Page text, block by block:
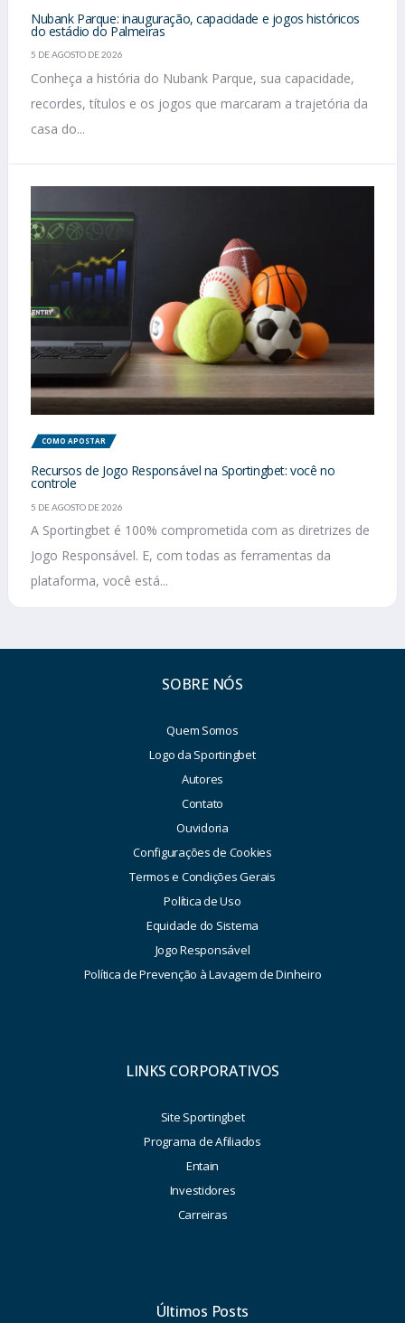
Nubank Parque: inauguração, capacidade e jogos históricos
do estádio do Palmeiras
5 DE AGOSTO DE 2026
Conheça a história do Nubank Parque, sua capacidade,
recordes, títulos e os jogos que marcaram a trajetória da
casa do...
COMO APOSTAR
Recursos de Jogo Responsável na Sportingbet: você no
controle
5 DE AGOSTO DE 2026
A Sportingbet é 100% comprometida com as diretrizes de
Jogo Responsável. E, com todas as ferramentas da
plataforma, você está...
SOBRE NÓS
Quem Somos
Logo da Sportingbet
Autores
Contato
Ouvidoria
Configurações de Cookies
Termos e Condições Gerais
Política de Uso
Equidade do Sistema
Jogo Responsável
Política de Prevenção à Lavagem de Dinheiro
LINKS CORPORATIVOS
Site Sportingbet
Programa de Afiliados
Entain
Investidores
Carreiras
Últimos Posts